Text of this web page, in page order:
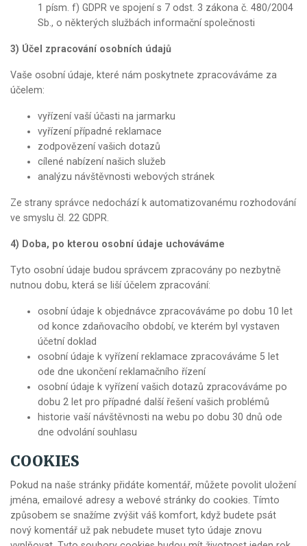
1 písm. f) GDPR ve spojení s 7 odst. 3 zákona č. 480/2004
Sb., o některých službách informační společnosti
3) Účel zpracování osobních údajů
Vaše osobní údaje, které nám poskytnete zpracováváme za
účelem:
vyřízení vaší účasti na jarmarku
vyřízení případné reklamace
zodpovězení vašich dotazů
cílené nabízení našich služeb
analýzu návštěvnosti webových stránek
Ze strany správce nedochází k automatizovanému rozhodování
ve smyslu čl. 22 GDPR.
4) Doba, po kterou osobní údaje uchováváme
Tyto osobní údaje budou správcem zpracovány po nezbytně
nutnou dobu, která se liší účelem zpracování:
osobní údaje k objednávce zpracováváme po dobu 10 let
od konce zdaňovacího období, ve kterém byl vystaven
účetní doklad
osobní údaje k vyřízení reklamace zpracováváme 5 let
ode dne ukončení reklamačního řízení
osobní údaje k vyřízení vašich dotazů zpracováváme po
dobu 2 let pro případné další řešení vašich problémů
historie vaší návštěvnosti na webu po dobu 30 dnů ode
dne odvolání souhlasu
COOKIES
Pokud na naše stránky přidáte komentář, můžete povolit uložení
jména, emailové adresy a webové stránky do cookies. Tímto
způsobem se snažíme zvýšit váš komfort, když budete psát
nový komentář už pak nebudete muset tyto údaje znovu